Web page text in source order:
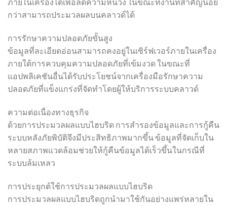
ภายในเครื่องได้เพื่อลดความหน่วง ในขณะที่งานที่สำคัญน้อย
กว่าสามารถประมวลผลบนคลาวด์ได้
การรักษาความปลอดภัยขั้นสูง
ข้อมูลที่ละเอียดอ่อนสามารถคงอยู่ในเซิร์ฟเวอร์ภายในเครื่อง
ภายใต้การควบคุมความปลอดภัยที่เข้มงวด ในขณะที่
แอปพลิเคชันอื่นได้รับประโยชน์จากเครื่องมือรักษาความ
ปลอดภัยที่แข็งแกร่งที่จัดทำโดยผู้ให้บริการระบบคลาวด์
ความต่อเนื่องทางธุรกิจ
ด้วยการประมวลผลแบบไฮบริด การสำรองข้อมูลและการกู้คืน
ระบบหลังภัยพิบัติจึงมีประสิทธิภาพมากขึ้น ข้อมูลที่จัดเก็บใน
หลายสภาพแวดล้อมช่วยให้กู้คืนข้อมูลได้เร็วขึ้นในกรณีที่
ระบบล้มเหลว
การประยุกต์ใช้การประมวลผลแบบไฮบริด
การประมวลผลแบบไฮบริดถูกนำมาใช้กันอย่างแพร่หลายใน